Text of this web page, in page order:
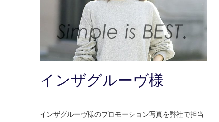
インザグルーヴ様
インザグルーヴ様のプロモーション写真を弊社で担当